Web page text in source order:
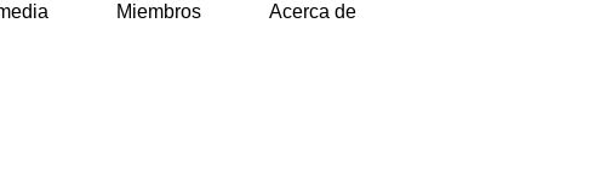
Miembros Acerca de